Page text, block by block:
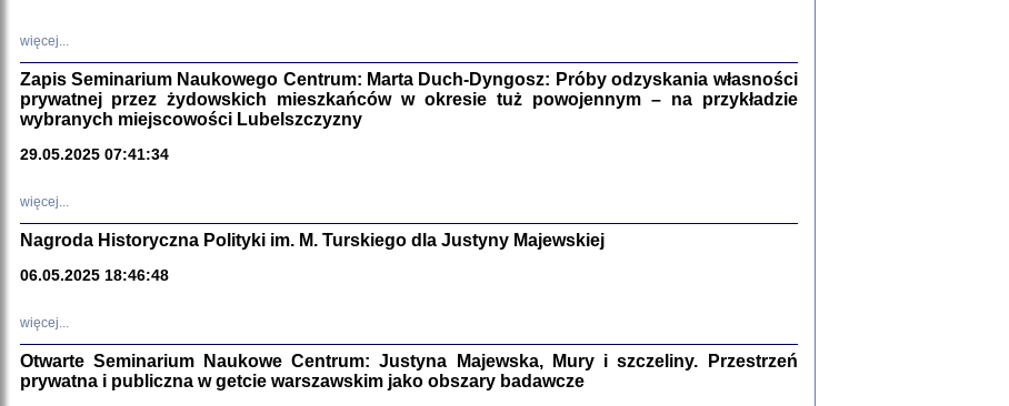
red. i wstęp Barbara Engelking, Jan Grabowski
Stanisław Adler, oprac. i wstępem opatrzyłaMarta Janczewska
Warszawa 2018
więcej...
Zapis Seminarium Naukowego Centrum: Marta Duch-Dyngosz: Próby odzyskania własności
prywatnej przez żydowskich mieszkańców w okresie tuż powojennym – na przykładzie
wybranych miejscowości Lubelszczyzny
29.05.2025 07:41:34
więcej...
Nagroda Historyczna Polityki im. M. Turskiego dla Justyny Majewskiej
06.05.2025 18:46:48
więcej...
Otwarte Seminarium Naukowe Centrum: Justyna Majewska, Mury i szczeliny. Przestrzeń
prywatna i publiczna w getcie warszawskim jako obszary badawcze